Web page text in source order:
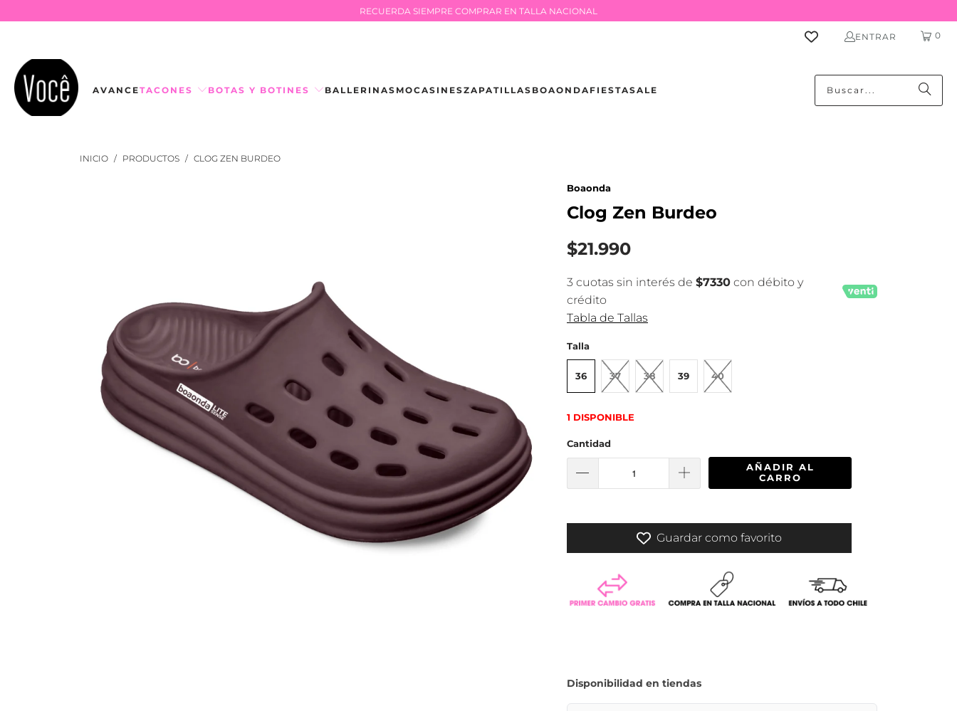
RECUERDA SIEMPRE COMPRAR EN TALLA NACIONAL
ENTRAR 0
AVANCETACONES BOTAS Y BOTINES BALLERINAS MOCASINESZAPATILLAS BOAONDA FIESTASALE
INICIO / PRODUCTOS / CLOG ZEN BURDEO
Boaonda
Clog Zen Burdeo
$21.990
3 cuotas sin interés de $7330 con débito y
crédito
Tabla de Tallas
Talla
36 37 38 39 40
1 DISPONIBLE
Cantidad
AÑADIR AL
CARRO
Guardar como favorito
Disponibilidad en tiendas